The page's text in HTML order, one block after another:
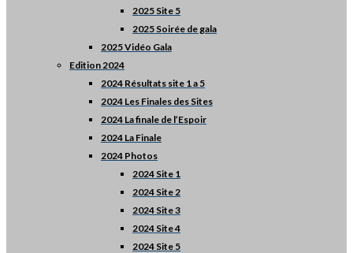
2025 Site 5
2025 Soirée de gala
2025 Vidéo Gala
Edition 2024
2024 Résultats site 1 a 5
2024 Les Finales des Sites
2024 La finale de l’Espoir
2024 La Finale
2024 Photos
2024 Site 1
2024 Site 2
2024 Site 3
2024 Site 4
2024 Site 5